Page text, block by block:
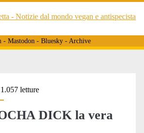
- Mastodon- Bluesky- Archive
letture
DICK la vera